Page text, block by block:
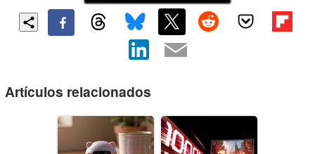
Artículos relacionados